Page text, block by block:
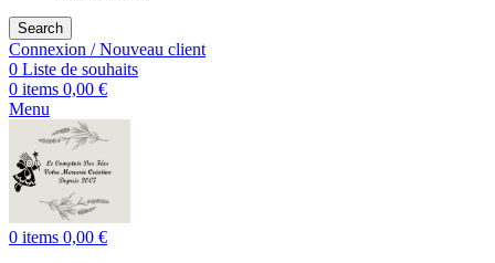
Search
Connexion / Nouveau client
0 Liste de souhaits
0 items 0,00 €
Menu
0 items 0,00 €